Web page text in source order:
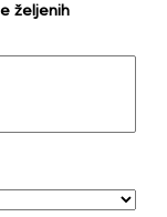
željenih